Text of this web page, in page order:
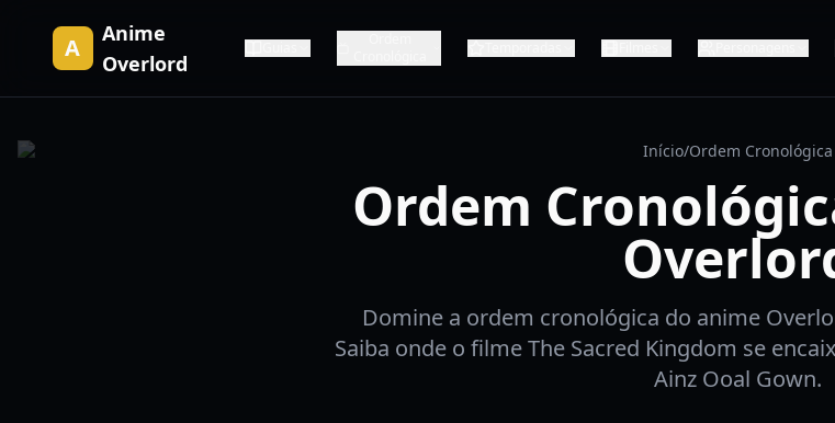
A
Anime
Overlord
Início/Ordem Cronológica
Ordem
Domine a ordem cronológica do anime
Saiba onde o filme The Sacred Kingdom se
Ainz Ooal Gown.